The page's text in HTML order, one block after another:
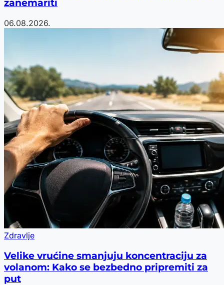
zanemariti
06.08.2026.
Zdravlje
Velike vrućine smanjuju koncentraciju za
volanom: Kako se bezbedno pripremiti za
put